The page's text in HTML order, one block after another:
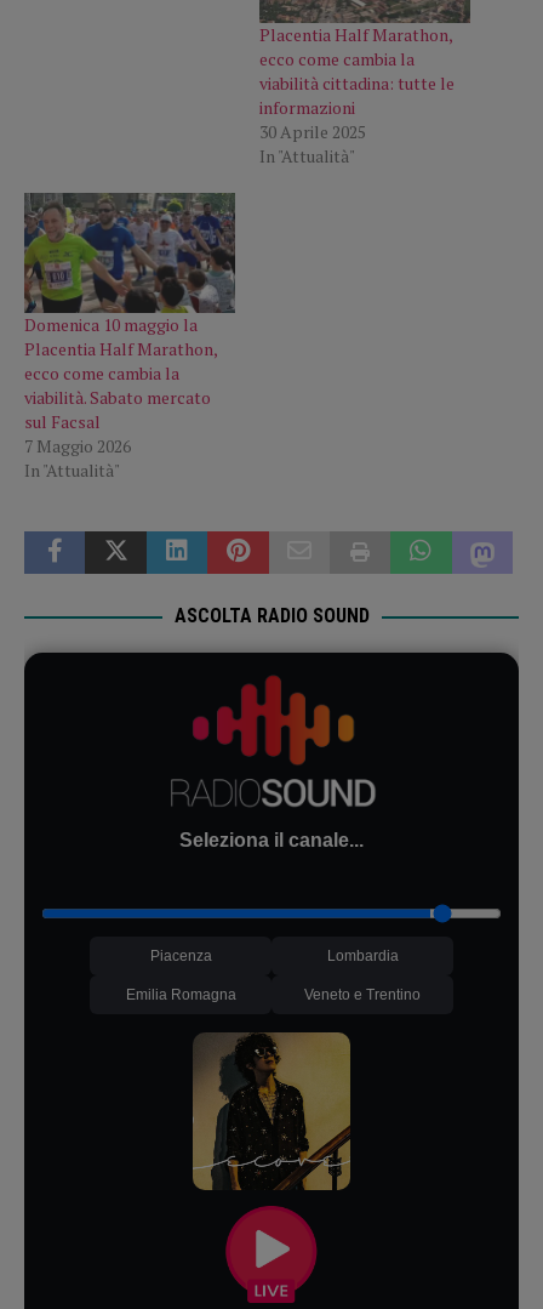
Placentia Half Marathon,
ecco come cambia la
viabilità cittadina: tutte le
informazioni
30 Aprile 2025
In "Attualità"
Domenica 10 maggio la
Placentia Half Marathon,
ecco come cambia la
viabilità. Sabato mercato
sul Facsal
7 Maggio 2026
In "Attualità"
ASCOLTA RADIO SOUND
Seleziona il canale...
Piacenza Lombardia
Emilia Romagna Veneto e Trentino